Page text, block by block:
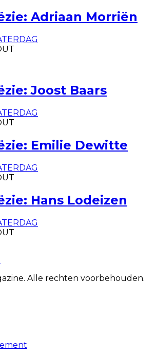
Adriaan Morriën
Joost Baars
Emilie Dewitte
Hans Lodeizen
Alle rechten voorbehouden.